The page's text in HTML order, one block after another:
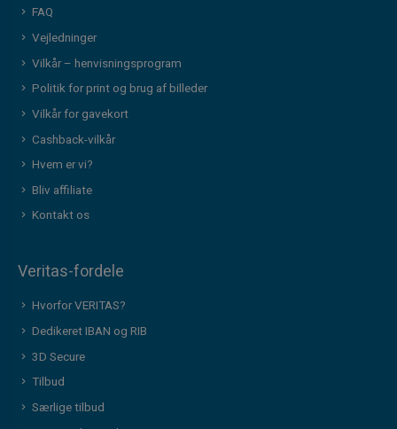
FAQ
Vejledninger
Vilkår – henvisningsprogram
Politik for print og brug af billeder
Vilkår for gavekort
Cashback-vilkår
Hvem er vi?
Bliv affiliate
Kontakt os
Veritas-fordele
Hvorfor VERITAS?
Dedikeret IBAN og RIB
3D Secure
Tilbud
Særlige tilbud